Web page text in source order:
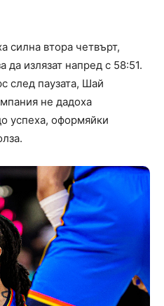
силна втора четвърт,
да излязат напред с 58:51.
след паузата, Шай
не дадоха
успеха, оформяйки